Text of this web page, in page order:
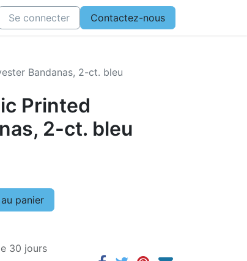
Se connecter Contactez-nous
Bandanas, 2-ct. bleu
Printed
2-ct. bleu
panier
30 jours